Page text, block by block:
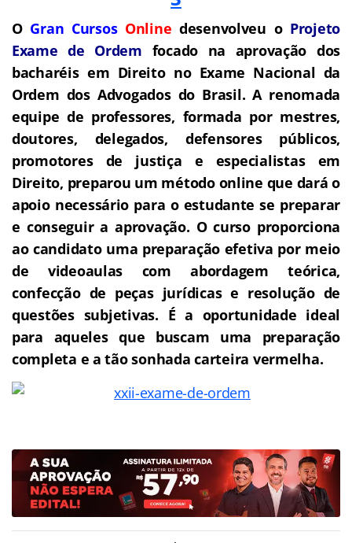
O Gran Cursos Online desenvolveu o Projeto
Exame de Ordem focado na aprovação dos
bacharéis em Direito no Exame Nacional da
Ordem dos Advogados do Brasil. A renomada
equipe de professores, formada por mestres,
doutores, delegados, defensores públicos,
promotores de justiça e especialistas em
Direito, preparou um método online que dará o
apoio necessário para o estudante se preparar
e conseguir a aprovação. O curso proporciona
ao candidato uma preparação efetiva por meio
de videoaulas com abordagem teórica,
confecção de peças jurídicas e resolução de
questões subjetivas. É a oportunidade ideal
para aqueles que buscam uma preparação
completa e a tão sonhada carteira vermelha.